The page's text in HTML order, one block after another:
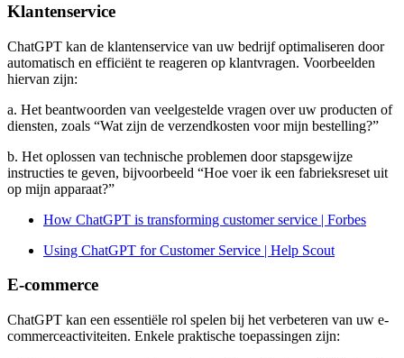
Klantenservice
ChatGPT kan de klantenservice van uw bedrijf optimaliseren door
automatisch en efficiënt te reageren op klantvragen. Voorbeelden
hiervan zijn:
a. Het beantwoorden van veelgestelde vragen over uw producten of
diensten, zoals “Wat zijn de verzendkosten voor mijn bestelling?”
b. Het oplossen van technische problemen door stapsgewijze
instructies te geven, bijvoorbeeld “Hoe voer ik een fabrieksreset uit
op mijn apparaat?”
How ChatGPT is transforming customer service | Forbes
Using ChatGPT for Customer Service | Help Scout
E-commerce
ChatGPT kan een essentiële rol spelen bij het verbeteren van uw e-
commerceactiviteiten. Enkele praktische toepassingen zijn: